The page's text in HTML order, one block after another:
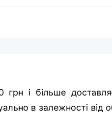
і більше
в залежності від